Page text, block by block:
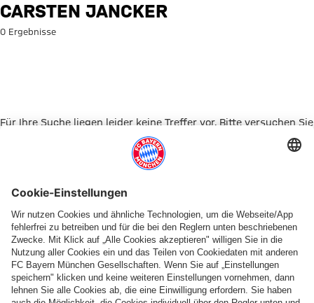
Suche: Carsten Jancker
CARSTEN JANCKER
0 Ergebnisse
Für Ihre Suche liegen leider keine Treffer vor. Bitte versuchen Sie
Zur Startseite